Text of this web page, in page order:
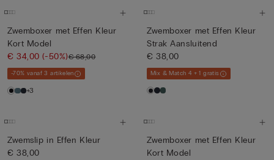
Zwemboxer met Effen Kleur
Kort Model
€ 34,00(-50%)€ 68,00
-70% vanaf 3 artikelen
+3
Zwemboxer met Effen Kleur
Strak Aansluitend
€ 38,00
Mix & Match 4 + 1 gratis
Zwemslip in Effen Kleur
€ 38,00
Zwemboxer met Effen Kleur
Kort Model